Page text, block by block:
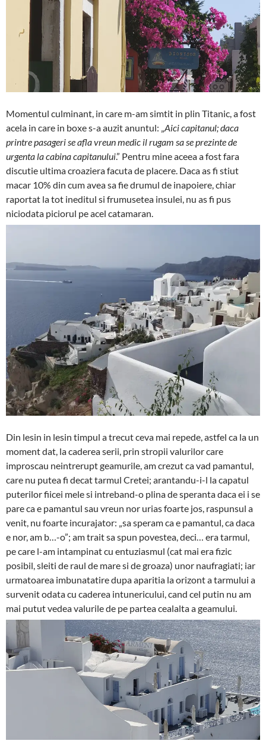
Momentul culminant, in care m-am simtit in plin Titanic, a fost
acela in care in boxe s-a auzit anuntul: „ Aici capitanul; daca
printre pasageri se afla vreun medic il rugam sa se prezinte de
urgenta la cabina capitanului.” Pentru mine aceea a fost fara
discutie ultima croaziera facuta de placere. Daca as fi stiut
macar 10% din cum avea sa fie drumul de inapoiere, chiar
raportat la tot ineditul si frumusetea insulei, nu as fi pus
niciodata piciorul pe acel catamaran.
Din lesin in lesin timpul a trecut ceva mai repede, astfel ca la un
moment dat, la caderea serii, prin stropii valurilor care
improscau neintrerupt geamurile, am crezut ca vad pamantul,
care nu putea fi decat tarmul Cretei; arantandu-i-l la capatul
puterilor fiicei mele si intreband-o plina de speranta daca ei i se
pare ca e pamantul sau vreun nor urias foarte jos, raspunsul a
venit, nu foarte incurajator: „sa speram ca e pamantul, ca daca
e nor, am b…-o”; am trait sa spun povestea, deci… era tarmul,
pe care l-am intampinat cu entuziasmul (cat mai era fizic
posibil, sleiti de raul de mare si de groaza) unor naufragiati; iar
urmatoarea imbunatatire dupa aparitia la orizont a tarmului a
survenit odata cu caderea intunericului, cand cel putin nu am
mai putut vedea valurile de pe partea cealalta a geamului.